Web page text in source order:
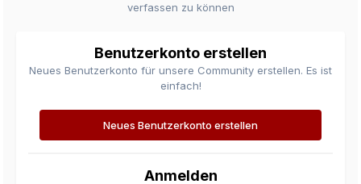
verfassen zu können
Benutzerkonto erstellen
Neues Benutzerkonto für unsere Community erstellen. Es ist
einfach!
Neues Benutzerkonto erstellen
Anmelden